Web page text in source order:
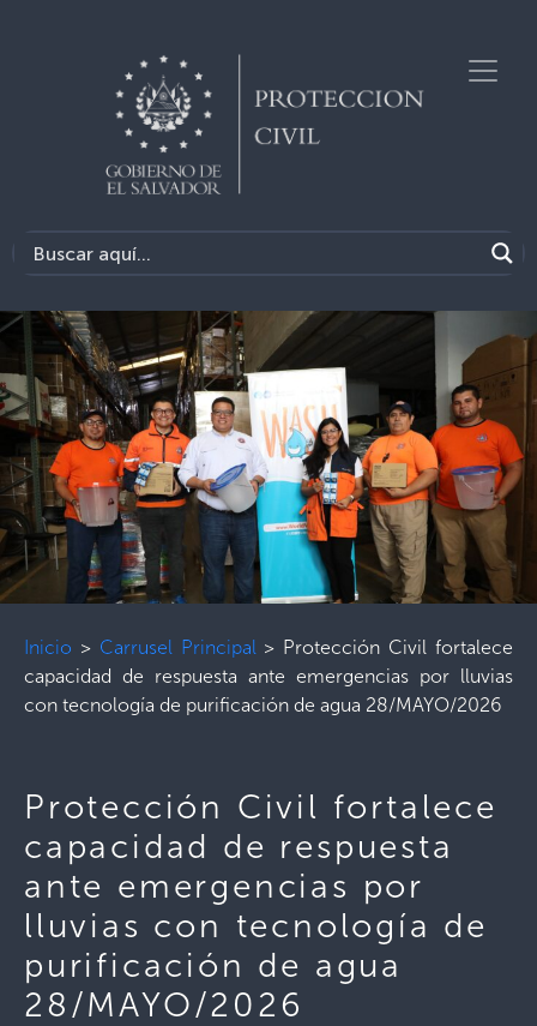
Inicio > Carrusel Principal > Protección Civil fortalece
capacidad de respuesta ante emergencias por lluvias
con tecnología de purificación de agua 28/MAYO/2026
Protección Civil fortalece
capacidad de respuesta
ante emergencias por
lluvias con tecnología de
purificación de agua
28/MAYO/2026